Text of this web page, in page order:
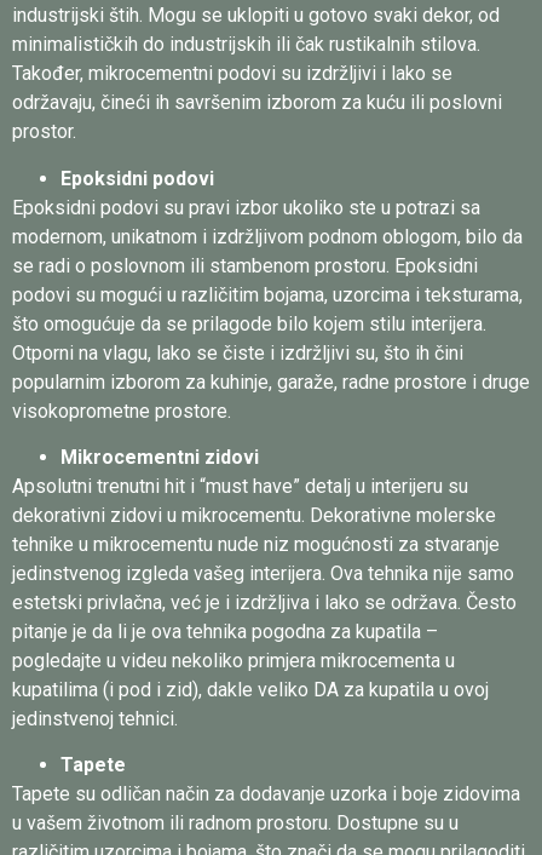
industrijski štih. Mogu se uklopiti u gotovo svaki dekor, od
minimalističkih do industrijskih ili čak rustikalnih stilova.
Također, mikrocementni podovi su izdržljivi i lako se
održavaju, čineći ih savršenim izborom za kuću ili poslovni
prostor.
Epoksidni podovi
Epoksidni podovi su pravi izbor ukoliko ste u potrazi sa
modernom, unikatnom i izdržljivom podnom oblogom, bilo da
se radi o poslovnom ili stambenom prostoru. Epoksidni
podovi su mogući u različitim bojama, uzorcima i teksturama,
što omogućuje da se prilagode bilo kojem stilu interijera.
Otporni na vlagu, lako se čiste i izdržljivi su, što ih čini
popularnim izborom za kuhinje, garaže, radne prostore i druge
visokoprometne prostore.
Mikrocementni zidovi
Apsolutni trenutni hit i “must have” detalj u interijeru su
dekorativni zidovi u mikrocementu. Dekorativne molerske
tehnike u mikrocementu nude niz mogućnosti za stvaranje
jedinstvenog izgleda vašeg interijera. Ova tehnika nije samo
estetski privlačna, već je i izdržljiva i lako se održava. Često
pitanje je da li je ova tehnika pogodna za kupatila –
pogledajte u videu nekoliko primjera mikrocementa u
kupatilima (i pod i zid), dakle veliko DA za kupatila u ovoj
jedinstvenoj tehnici.
Tapete
Tapete su odličan način za dodavanje uzorka i boje zidovima
u vašem životnom ili radnom prostoru. Dostupne su u